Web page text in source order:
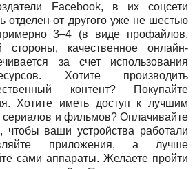
Facebook, в их соцсети
отделен от другого уже не шестью
3–4 (в виде профайлов,
стороны, качественное онлайн-
за счет использования
Хотите производить
контент? Покупайте
Хотите иметь доступ к лучшим
сериалов и фильмов? Оплачивайте
чтобы ваши устройства работали
приложения, а лучше
сами аппараты. Желаете пройти